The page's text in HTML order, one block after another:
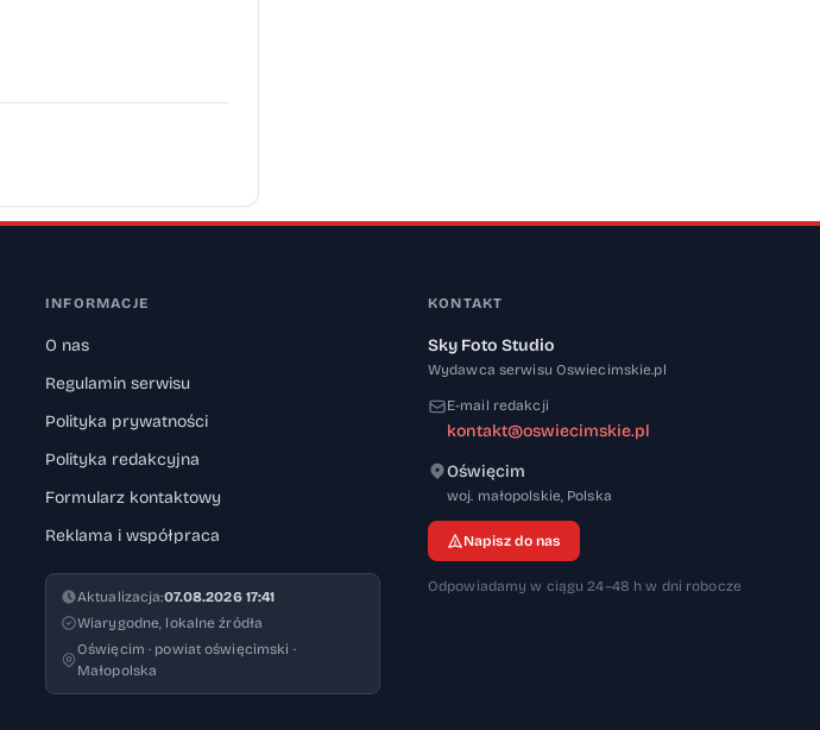
INFORMACJE
O nas
Regulamin serwisu
Polityka prywatności
Polityka redakcyjna
Formularz kontaktowy
Reklama i współpraca
Aktualizacja:07.08.2026 17:41
Wiarygodne, lokalne źródła
Oświęcim · powiat oświęcimski ·
Małopolska
KONTAKT
Sky Foto Studio
Wydawca serwisu Oswiecimskie.pl
E-mail redakcji
kontakt@oswiecimskie.pl
Oświęcim
woj. małopolskie 32-600
Polska
Napisz do nas
Odpowiadamy w ciągu 24–48 h w dni robocze